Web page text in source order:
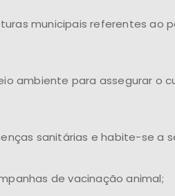
municipais referentes ao
ambiente para assegurar o
sanitárias e habite-se a
de vacinação animal;